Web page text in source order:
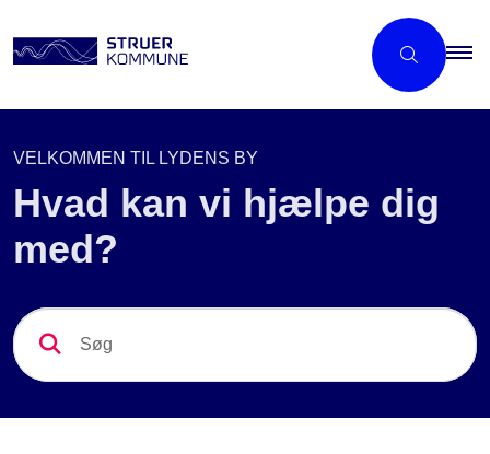
VELKOMMEN TIL LYDENS BY
Hvad kan vi hjælpe dig
med?